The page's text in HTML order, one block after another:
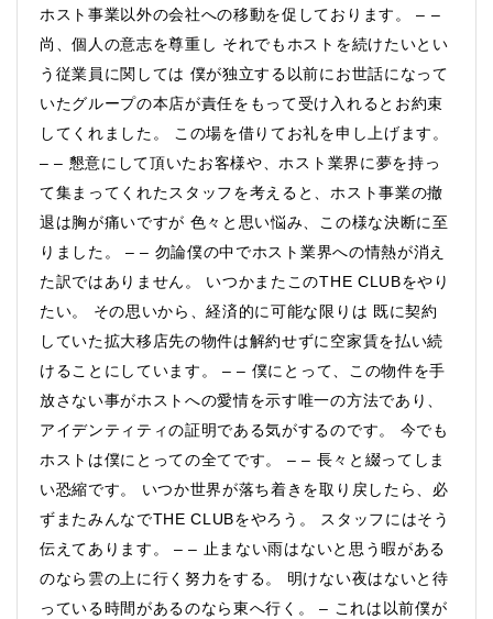
ホスト事業以外の会社への移動を促しております。 – –
尚、個人の意志を尊重し それでもホストを続けたいとい
う従業員に関しては 僕が独立する以前にお世話になって
いたグループの本店が責任をもって受け入れるとお約束
してくれました。 この場を借りてお礼を申し上げます。
– – 懇意にして頂いたお客様や、ホスト業界に夢を持っ
て集まってくれたスタッフを考えると、ホスト事業の撤
退は胸が痛いですが 色々と思い悩み、この様な決断に至
りました。 – – 勿論僕の中でホスト業界への情熱が消え
た訳ではありません。 いつかまたこのTHE CLUBをやり
たい。 その思いから、経済的に可能な限りは 既に契約
していた拡大移店先の物件は解約せずに空家賃を払い続
けることにしています。 – – 僕にとって、この物件を手
放さない事がホストへの愛情を示す唯一の方法であり、
アイデンティティの証明である気がするのです。 今でも
ホストは僕にとっての全てです。 – – 長々と綴ってしま
い恐縮です。 いつか世界が落ち着きを取り戻したら、必
ずまたみんなでTHE CLUBをやろう。 スタッフにはそう
伝えてあります。 – – 止まない雨はないと思う暇がある
のなら雲の上に行く努力をする。 明けない夜はないと待
っている時間があるのなら東へ行く。 – これは以前僕が